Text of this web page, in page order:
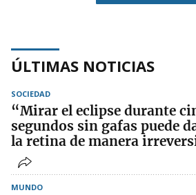
ÚLTIMAS NOTICIAS
SOCIEDAD
“Mirar el eclipse durante
segundos sin gafas puede
la retina de manera
MUNDO